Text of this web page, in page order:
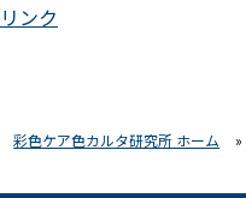
リンク
彩色ケア色カルタ研究所 ホーム »